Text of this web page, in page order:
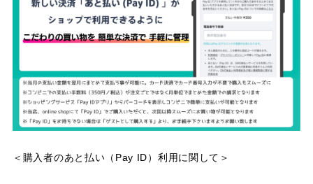
＜購入者のあと払い（Pay ID）利用に関して＞